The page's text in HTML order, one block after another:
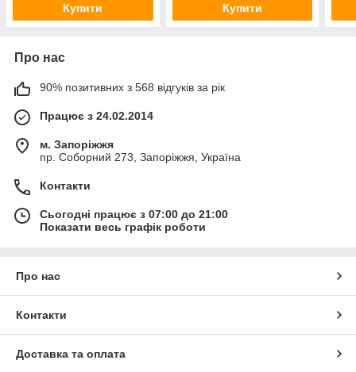
Купити Купити
Про нас
90% позитивних з 568 відгуків за рік
Працює з 24.02.2014
м. Запоріжжя
пр. Соборний 273, Запоріжжя, Україна
Контакти
Сьогодні працює з 07:00 до 21:00
Показати весь графік роботи
Про нас
Контакти
Доставка та оплата